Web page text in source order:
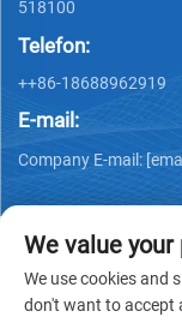
518100
Telefon:
++86-18688962919
E-mail:
Company E-mail:
We value your
We use cookies and
don't want to accept